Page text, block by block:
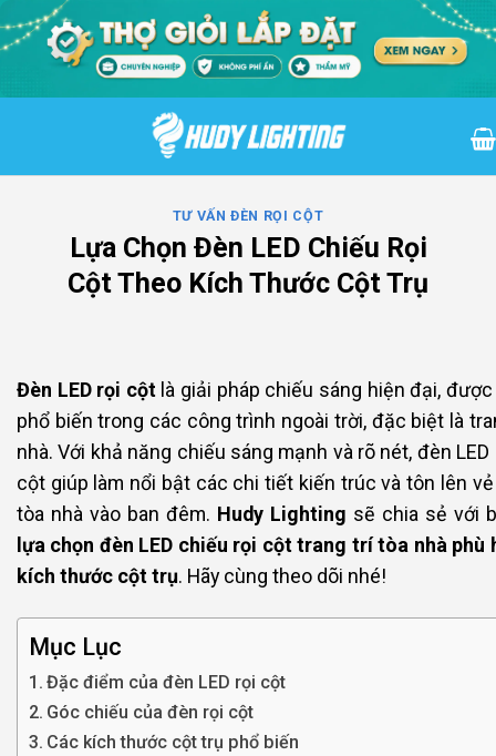
qua
TƯ VẤN ĐÈN RỌI CỘT
Lựa Chọn Đèn LED Chiếu Rọi
Cột Theo Kích Thước Cột Trụ
Đèn LED rọi cộtlà giải pháp chiếu sáng hiện đại,
phổ biến trong các công trình ngoài trời, đặc biệt là
nhà. Với khả năng chiếu sáng mạnh và rõ nét, đèn
cột giúp làm nổi bật các chi tiết kiến trúc và tôn lên
tòa nhà vào ban đêm. Hudy Lighting sẽ chia sẻ với
lựa chọn đèn LED chiếu rọi cột trang trí tòa nhà phù
kích thước cột trụ. Hãy cùng theo dõi nhé!
Mục Lục
Đặc điểm của đèn LED rọi cột
Góc chiếu của đèn rọi cột
Các kích thước cột trụ phổ biến